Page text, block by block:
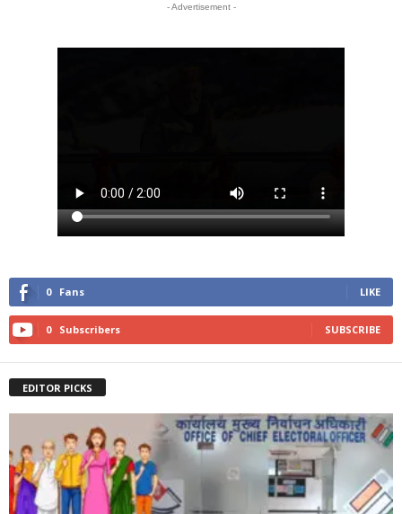
- Advertisement -
0 Fans LIKE
0 Subscribers SUBSCRIBE
EDITOR PICKS